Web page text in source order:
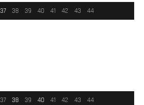
37 38 39 40 41 42 43 44
37 38 39 40 41 42 43 44